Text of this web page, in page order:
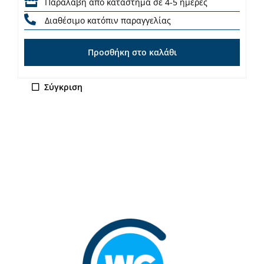
Παραλαβή από κατάστημα σε 4-5 ημέρες
Διαθέσιμο κατόπιν παραγγελίας
Προσθήκη στο καλάθι
Σύγκριση